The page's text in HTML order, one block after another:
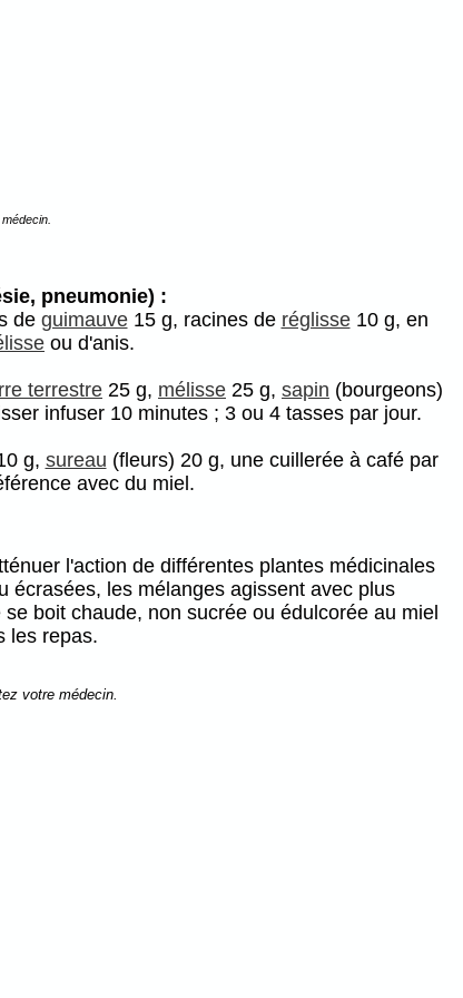
pneumonie) :
de guimauve15 g, racines de réglisse10 g, en
ou d'anis.
terrestre 25 g, mélisse 25 g, sapin (bourgeons)
infuser 10 minutes ; 3 ou 4 tasses par jour.
g, sureau (fleurs) 20 g, une cuillerée à café par
avec du miel.
l'action de différentes plantes médicinales
écrasées, les mélanges agissent avec plus
boit chaude, non sucrée ou édulcorée au miel
les repas.
votre médecin.